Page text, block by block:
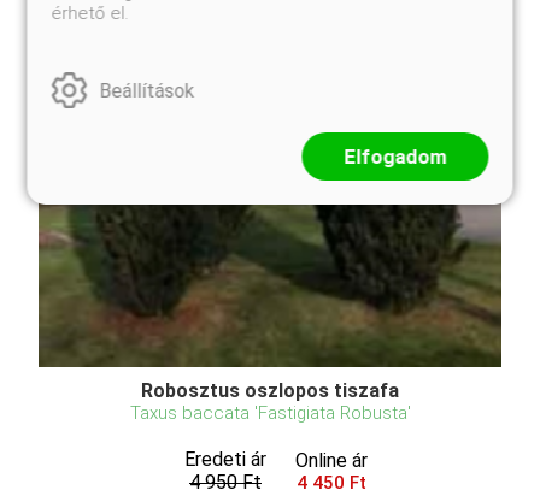
Robosztus oszlopos tiszafa
Taxus baccata 'Fastigiata Robusta'
Eredeti ár
4 950 Ft
Online ár
4 450 Ft
érhető el.
Beállítások
Elfogadom